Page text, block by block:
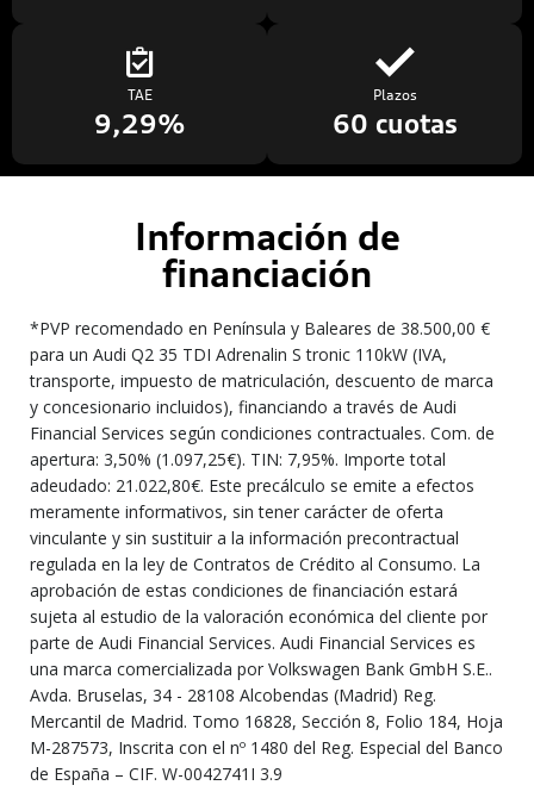
TAE
9,29%
Plazos
60 cuotas
Información de
financiación
*PVP recomendado en Península y Baleares de 38.500,00 €
para un Audi Q2 35 TDI Adrenalin S tronic 110kW (IVA,
transporte, impuesto de matriculación, descuento de marca
y concesionario incluidos), financiando a través de Audi
Financial Services según condiciones contractuales. Com. de
apertura: 3,50% (1.097,25€). TIN: 7,95%. Importe total
adeudado: 21.022,80€. Este precálculo se emite a efectos
meramente informativos, sin tener carácter de oferta
vinculante y sin sustituir a la información precontractual
regulada en la ley de Contratos de Crédito al Consumo. La
aprobación de estas condiciones de financiación estará
sujeta al estudio de la valoración económica del cliente por
parte de Audi Financial Services. Audi Financial Services es
una marca comercializada por Volkswagen Bank GmbH S.E..
Avda. Bruselas, 34 - 28108 Alcobendas (Madrid) Reg.
Mercantil de Madrid. Tomo 16828, Sección 8, Folio 184, Hoja
M-287573, Inscrita con el nº 1480 del Reg. Especial del Banco
de España – CIF. W-0042741I 3.9